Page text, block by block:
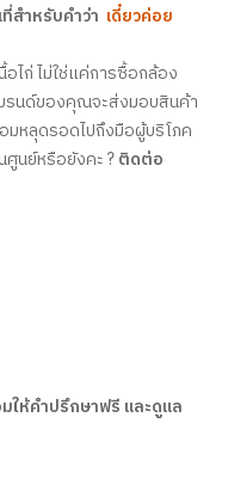
สำหรับคำว่า เดี๋ยวค่อย
ไก่ ไม่ใช่แค่การซื้อกล้อง
รนด์ของคุณจะส่งมอบสินค้า
หลุดรอดไปถึงมือผู้บริโภค
ศูนย์หรือยังคะ ?ติดต่อ
ให้คำปรึกษาฟรี และดูแล